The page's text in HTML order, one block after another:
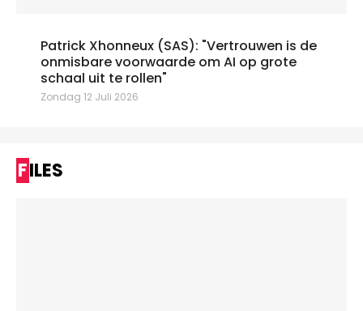
Patrick Xhonneux (SAS): "Vertrouwen is de
onmisbare voorwaarde om AI op grote
schaal uit te rollen"
Zondag 12 Juli 2026
FILES